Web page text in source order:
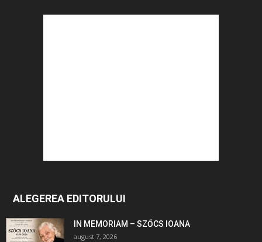
ALEGEREA EDITORULUI
IN MEMORIAM – SZŐCS IOANA
august 7, 2026